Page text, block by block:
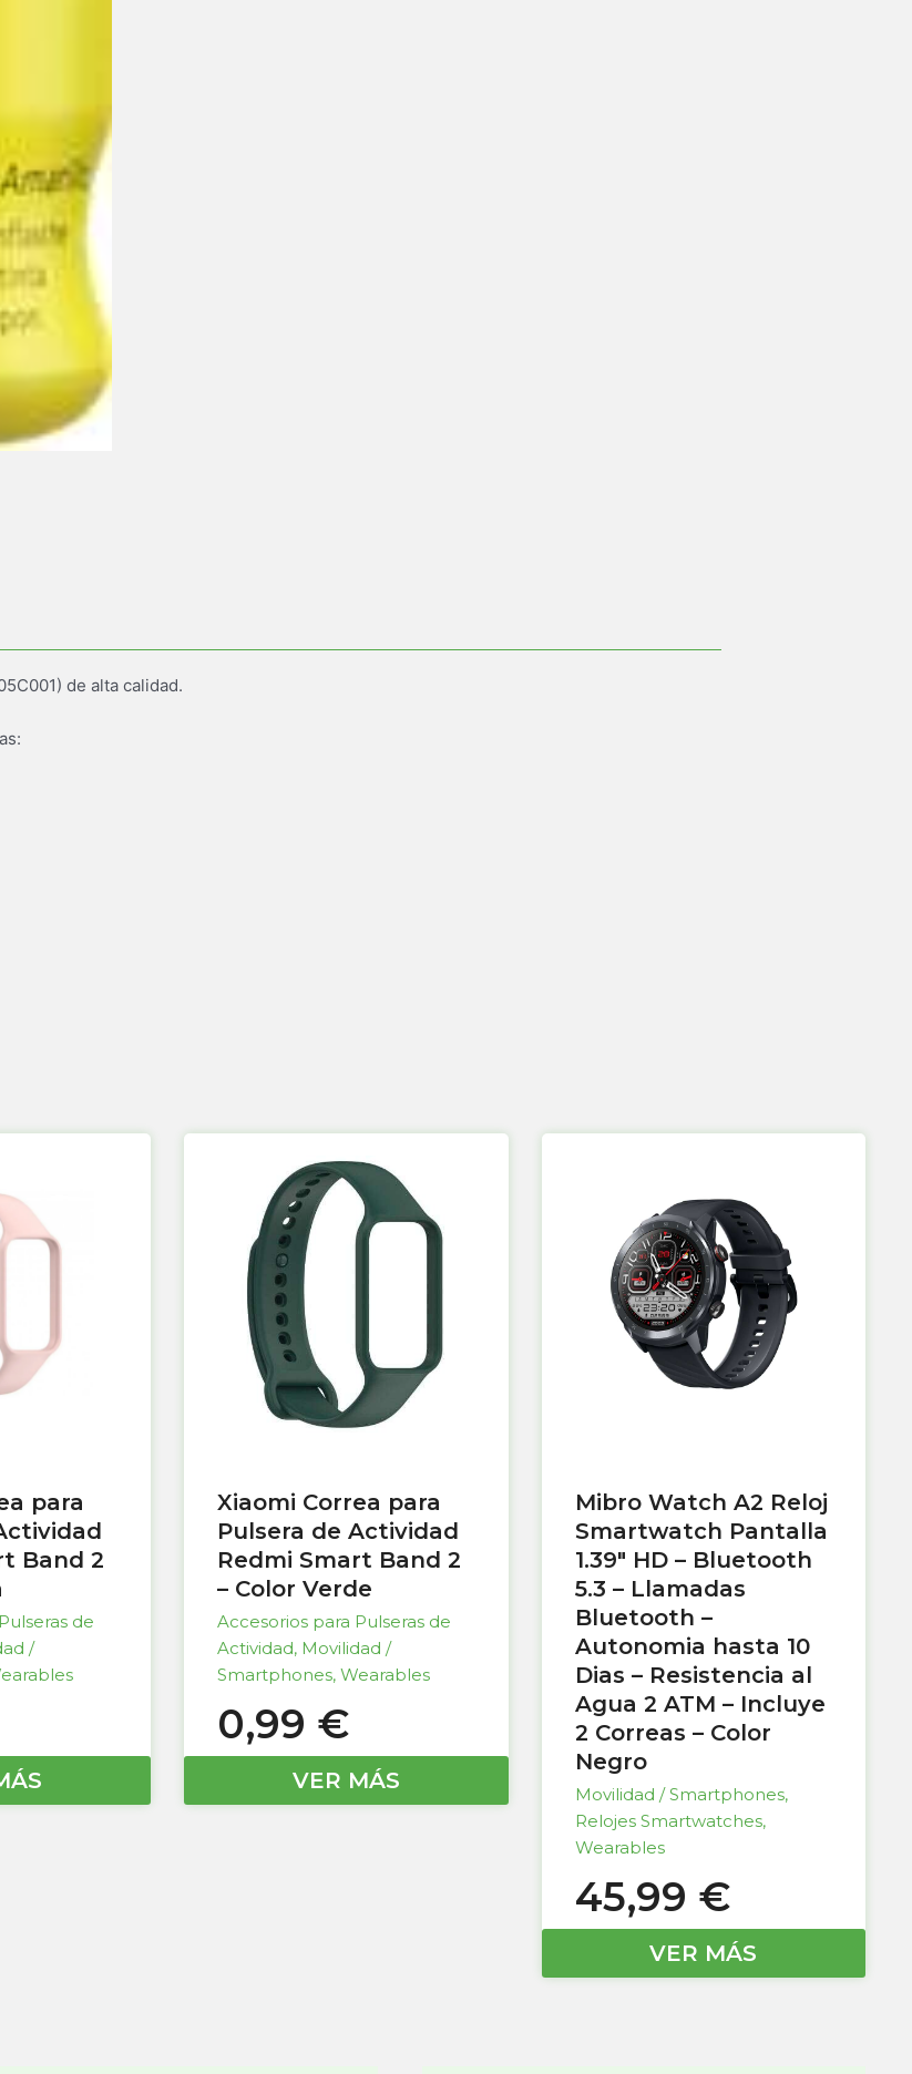
de alta calidad.
para
Band 2
de
/
Xiaomi Correa para
Pulsera de Actividad
Redmi Smart Band 2
– Color Verde
Accesorios para Pulseras de
Actividad, Movilidad /
Smartphones, Wearables
0,99 €
VER MÁS
Mibro Watch A2 Reloj
Smartwatch Pantalla
1.39″ HD – Bluetooth
5.3 – Llamadas
Bluetooth –
Autonomia hasta 10
Dias – Resistencia al
Agua 2 ATM – Incluye
2 Correas – Color
Negro
Movilidad / Smartphones,
Relojes Smartwatches,
Wearables
45,99 €
VER MÁS